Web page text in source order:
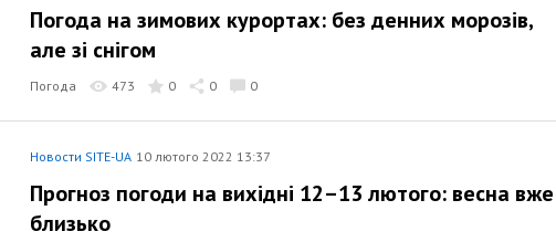
Погода на зимових курортах: без денних морозів,
але зі снігом
Погода 473 0 0 0
Новости SITE-UA 10 лютого 2022 13:37
Прогноз погоди на вихідні 12–13 лютого: весна вже
близько